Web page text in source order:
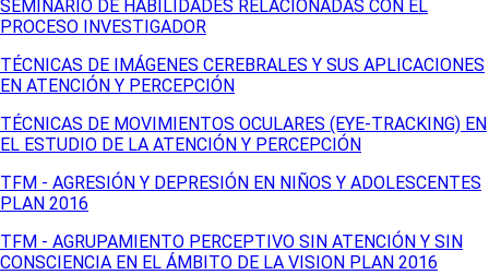
SEMINARIO DE HABILIDADES RELACIONADAS CON EL
PROCESO INVESTIGADOR
TÉCNICAS DE IMÁGENES CEREBRALES Y SUS APLICACIONES
EN ATENCIÓN Y PERCEPCIÓN
TÉCNICAS DE MOVIMIENTOS OCULARES (EYE-TRACKING) EN
EL ESTUDIO DE LA ATENCIÓN Y PERCEPCIÓN
TFM - AGRESIÓN Y DEPRESIÓN EN NIÑOS Y ADOLESCENTES
PLAN 2016
TFM - AGRUPAMIENTO PERCEPTIVO SIN ATENCIÓN Y SIN
CONSCIENCIA EN EL ÁMBITO DE LA VISION PLAN 2016